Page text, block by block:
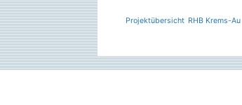
Projektübersicht RHB Krems-Au